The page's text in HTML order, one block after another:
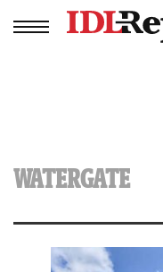
WATERGATE